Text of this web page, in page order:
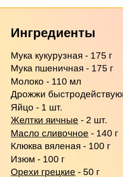
Ингредиенты
Мука кукурузная - 175 г
Мука пшеничная - 175 г
Молоко - 110 мл
Дрожжи
Яйцо - 1 шт.
Желтки яичные - 2 шт.
Масло сливочное - 140 г
Клюква вяленая - 100 г
Изюм - 100 г
Орехи грецкие - 50 г